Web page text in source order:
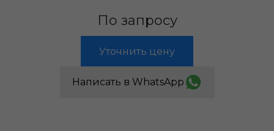
По запросу
Уточнить цену
Написать в WhatsApp